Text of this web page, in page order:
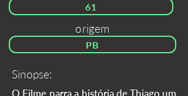
61
origem
PB
Sinopse:
O Filme narra a história de Thiago um